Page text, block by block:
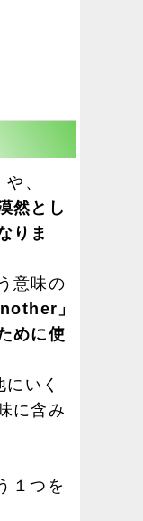
、
然とし
りま
意味の
」
めに使
いく
に含み
１つを